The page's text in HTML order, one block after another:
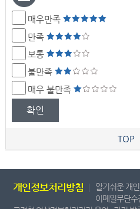
매우만족
만족
보통
불만족
매우 불만족
확인
TOP
개인정보처리방침 알기쉬운 개
이메일무단수